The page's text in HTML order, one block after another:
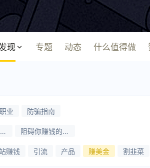
现 专题 动态 什么值得做
业 防骗指南
阻碍你赚钱的问
赚钱 引流 产品 赚美金 割韭菜